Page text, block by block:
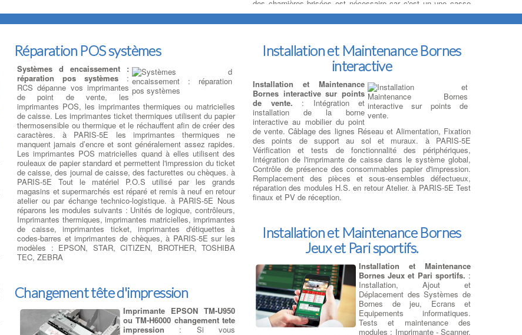
des charnières brisées est nécessaire car c'est un une casse
courante qui peut être causée par desdégradations
physiques ou simplement par l’usure normale. à PARIS-5E
l'ensemble de la plasturgie. à PARIS-5E Les charnières pour
ordinateur portable endommagéessont de toutes formes et
tailles. RCS pourra proposer un remplacement des pièces
détachées ainsi que des covers si nécessaires.
Réparateur Ordi Portable
Réparation sur Ordi Portables
Dépannage : ventilateur de
ordinateur : Souvent, un
ventilateur d'ordinateur à PARIS-
5E commencera à émettre
d'étranges bruits de grincement
ou des vibrations en vitesse de
pointe. Parfois, il n'y a aucun
progressivement ou s'arrête silencieusement. Si l'un des
ventilateurs d'ordi est arrêté, vérifiez qu'il est bien connecté à
son alimentation. Si le ventilateur à PARIS-5E est connecté et
ne tourne toujours pas malgré la surchauffe du processeur
concerné,il doit être rapidement remplacé et la pâte
thermique changée. Le ventilateur de CPU ou de processeur
est monté à l'arrière du boîtier pour évacuer l'air chaud. Les
ventilateurs d'extraction peuvent également être montés sur le
dessus du boîtier, tandis que les ventilateurs d'admission sont
généralement montés sur le devant ou sur les côtés. Si tous
les ventilateurs de votre système CPU à PARIS-5E
fonctionnent, mais que l'ordi reste chaud ou est instable, vous
Réparation POS systèmes
Systèmes d encaissement :
réparation pos systèmes :
RCS dépanne vos imprimantes
de point de vente, les
imprimantes POS, les imprimantes thermiques ou matricielles
de caisse. Les imprimantes ticket thermiques utilisent du papier
thermosensible ou thermique et le réchauffent afin de créer des
caractères. à PARIS-5E les imprimantes thermiques ne
manquent jamais d’encre et sont généralement assez rapides.
Les imprimantes POS matricielles quand à elles utilisent des
rouleaux de papier standard et permettent l'impression du ticket
de caisse, des journal de caisse, des facturettes ou chèques. à
PARIS-5E Tout le matériel P.O.S utilisé par les grands
magasins et supermarchés est réparé et remis à neuf en retour
atelier ou par échange technico-logistique. à PARIS-5E Nous
réparons les modules suivants : Unités de logique, contrôleurs,
Imprimantes thermiques, imprimantes matricielles, imprimantes
de caisse, imprimantes ticket, imprimantes d'étiquettes à
codes-barres et imprimantes de chèques, à PARIS-5E sur les
modèles : EPSON, STAR, CITIZEN, BROTHER, TOSHIBA
TEC, ZEBRA
Changement tête d'impression
Imprimante EPSON TM-U950
ou TM-H6000 changement tete
impression : Si vous
Installation et Maintenance Bornes
interactive
Installation et Maintenance
Bornes interactive sur points
de vente. : Intégration et
installation de la borne
interactive au mobilier du point
de vente. Câblage des lignes Réseau et Alimentation, Fixation
des points de support au sol et muraux. à PARIS-5E
Vérification et tests de fonctionnalité des périphériques,
Intégration de l'imprimante de caisse dans le système global,
Contrôle de présence des consommables papier d'impression.
Remplacement des pièces et sous-ensembles défectueux,
réparation des modules H.S. en retour Atelier. à PARIS-5E Test
finaux et PV de réception.
Installation et Maintenance Bornes
Jeux et Pari sportifs.
Installation et Maintenance
Bornes Jeux et Pari sportifs. :
Installation, Ajout et
Déplacement des Systèmes de
Bornes de jeu, Ecrans et
Equipements informatiques.
Tests et maintenance des
modules : Imprimante - Scanner,